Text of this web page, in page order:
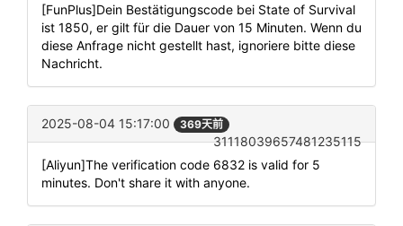
[FunPlus]Dein Bestätigungscode bei State of Survival
ist 1850, er gilt für die Dauer von 15 Minuten. Wenn du
diese Anfrage nicht gestellt hast, ignoriere bitte diese
Nachricht.
2025-08-04 15:17:00 369天前
31118039657481235115
[Aliyun]The verification code 6832 is valid for 5
minutes. Don't share it with anyone.